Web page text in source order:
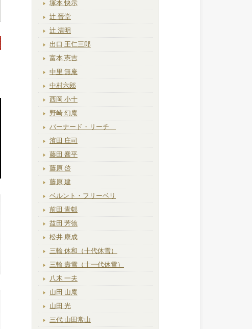
塚本 快示
辻 晉堂
辻 清明
出口 王仁三郎
富本 憲吉
中里 無庵
中村六郎
西岡 小十
野崎 幻庵
バーナード・リーチ
濱田 庄司
藤田 喬平
藤原 啓
藤原 建
ベルント・フリーベリ
前田 青邨
益田 芳徳
松井 康成
三輪 休和（十代休雪）
三輪 壽雪（十一代休雪）
八木 一夫
山田 山庵
山田 光
三代 山田常山